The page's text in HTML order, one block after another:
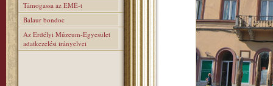
Támogassa az EMÉ-t
Balaur bondoc
Az Erdélyi Múzeum-Egyesület
adatkezelési irányelvei